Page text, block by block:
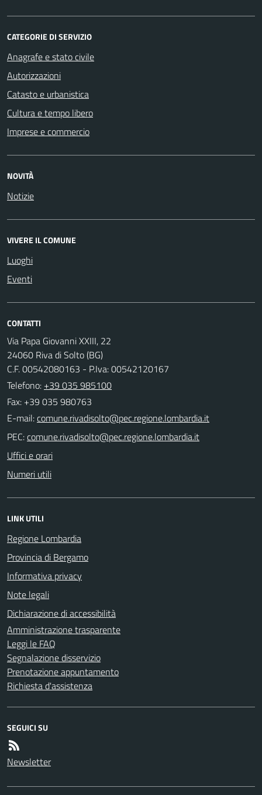
CATEGORIE DI SERVIZIO
Anagrafe e stato civile
Autorizzazioni
Catasto e urbanistica
Cultura e tempo libero
Imprese e commercio
NOVITÀ
Notizie
VIVERE IL COMUNE
Luoghi
Eventi
CONTATTI
Via Papa Giovanni XXIII, 22
24060 Riva di Solto (BG)
C.F. 00542080163 - P.Iva: 00542120167
Telefono: +39 035 985100
Fax: +39 035 980763
E-mail:
PEC:
Uffici e orari
Numeri utili
LINK UTILI
Regione Lombardia
Provincia di Bergamo
Informativa privacy
Note legali
Dichiarazione di accessibilità
Amministrazione trasparente
Leggi le FAQ
Segnalazione disservizio
Prenotazione appuntamento
Richiesta d'assistenza
SEGUICI SU
Newsletter